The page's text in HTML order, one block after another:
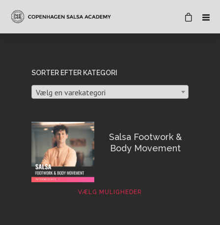
SORTER EFTER KATEGORI
Vælg en varekategori
Salsa Footwork &
Body Movement
VÆLG MULIGHEDER